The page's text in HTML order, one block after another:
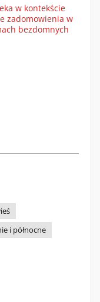
w kontekście
zadomowienia w
bezdomnych
i północne